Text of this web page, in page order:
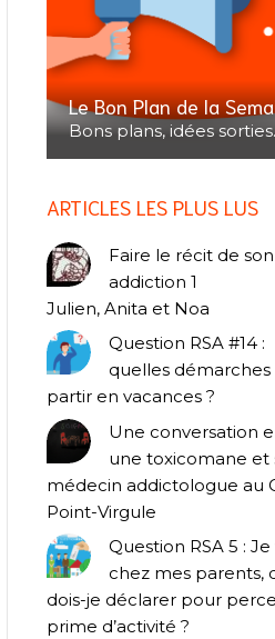
Le Bon Plan de la
Bons plans, idées
ARTICLES LES PLUS LUS
Faire le récit de son
addiction 1
Julien, Anita et Noa
Question RSA #14 :
quelles
partir en vacances ?
Une conversation
une toxicomane et
médecin addictologue au
Point-Virgule
Question RSA 5 : Je
chez mes parents,
dois-je déclarer pour
prime d’activité ?